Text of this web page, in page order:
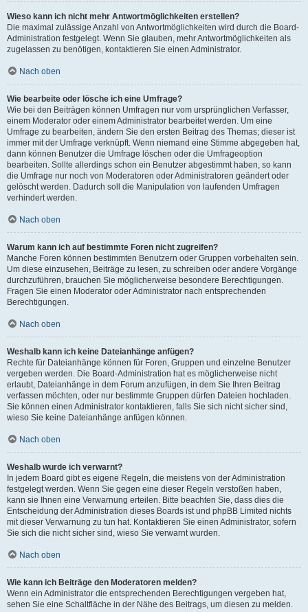
Wieso kann ich nicht mehr Antwortmöglichkeiten erstellen?
Die maximal zulässige Anzahl von Antwortmöglichkeiten wird durch die Board-
Administration festgelegt. Wenn Sie glauben, mehr Antwortmöglichkeiten als
zugelassen zu benötigen, kontaktieren Sie einen Administrator.
Nach oben
Wie bearbeite oder lösche ich eine Umfrage?
Wie bei den Beiträgen können Umfragen nur vom ursprünglichen Verfasser,
einem Moderator oder einem Administrator bearbeitet werden. Um eine
Umfrage zu bearbeiten, ändern Sie den ersten Beitrag des Themas; dieser ist
immer mit der Umfrage verknüpft. Wenn niemand eine Stimme abgegeben hat,
dann können Benutzer die Umfrage löschen oder die Umfrageoption
bearbeiten. Sollte allerdings schon ein Benutzer abgestimmt haben, so kann
die Umfrage nur noch von Moderatoren oder Administratoren geändert oder
gelöscht werden. Dadurch soll die Manipulation von laufenden Umfragen
verhindert werden.
Nach oben
Warum kann ich auf bestimmte Foren nicht zugreifen?
Manche Foren können bestimmten Benutzern oder Gruppen vorbehalten sein.
Um diese einzusehen, Beiträge zu lesen, zu schreiben oder andere Vorgänge
durchzuführen, brauchen Sie möglicherweise besondere Berechtigungen.
Fragen Sie einen Moderator oder Administrator nach entsprechenden
Berechtigungen.
Nach oben
Weshalb kann ich keine Dateianhänge anfügen?
Rechte für Dateianhänge können für Foren, Gruppen und einzelne Benutzer
vergeben werden. Die Board-Administration hat es möglicherweise nicht
erlaubt, Dateianhänge in dem Forum anzufügen, in dem Sie Ihren Beitrag
verfassen möchten, oder nur bestimmte Gruppen dürfen Dateien hochladen.
Sie können einen Administrator kontaktieren, falls Sie sich nicht sicher sind,
wieso Sie keine Dateianhänge anfügen können.
Nach oben
Weshalb wurde ich verwarnt?
In jedem Board gibt es eigene Regeln, die meistens von der Administration
festgelegt werden. Wenn Sie gegen eine dieser Regeln verstoßen haben,
kann sie Ihnen eine Verwarnung erteilen. Bitte beachten Sie, dass dies die
Entscheidung der Administration dieses Boards ist und phpBB Limited nichts
mit dieser Verwarnung zu tun hat. Kontaktieren Sie einen Administrator, sofern
Sie sich die nicht sicher sind, wieso Sie verwarnt wurden.
Nach oben
Wie kann ich Beiträge den Moderatoren melden?
Wenn ein Administrator die entsprechenden Berechtigungen vergeben hat,
sehen Sie eine Schaltfläche in der Nähe des Beitrags, um diesen zu melden.